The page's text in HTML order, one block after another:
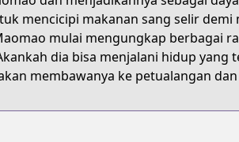
mencicipi makanan sang selir
mulai mengungkap berbagai
dia bisa menjalani hidup
membawanya ke petualangan